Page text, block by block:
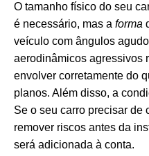
O tamanho físico do seu
é necessário, mas a forma
veículo com ângulos
aerodinâmicos agressivos
envolver corretamente do
planos. Além disso, a
Se o seu carro precisar de
remover riscos antes da
será adicionada à conta.